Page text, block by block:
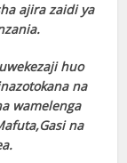
ajira zaidi ya
huo
na
wamelenga
na